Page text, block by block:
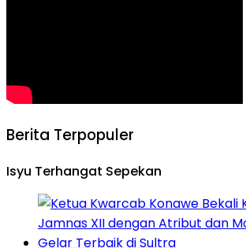
Berita Terpopuler
Isyu Terhangat Sepekan